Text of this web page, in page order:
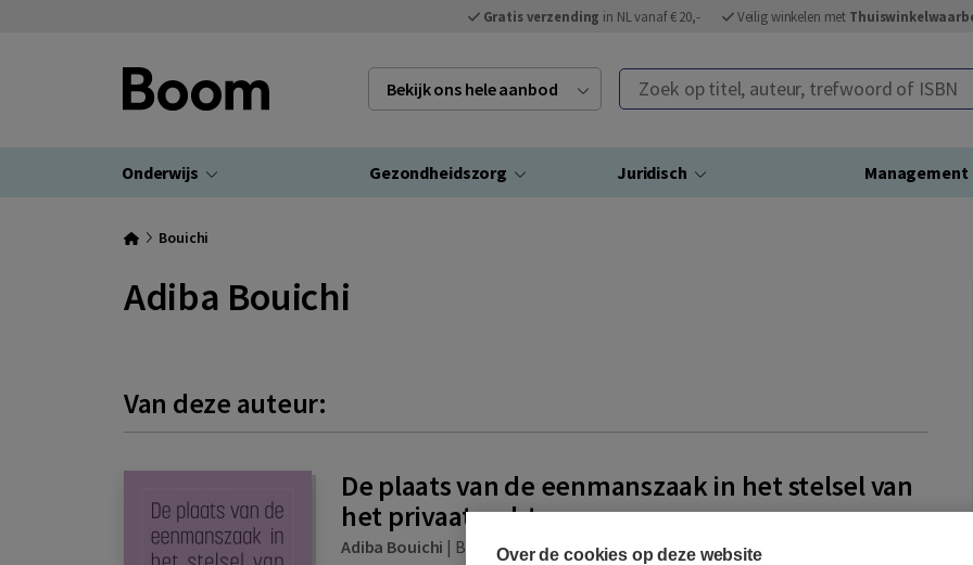
Gratis verzending in NL vanaf € 20,- Veilig winkelen met
Bekijk ons hele aanbod Zoek op titel, auteur, trefwoord of ISBN
Onderwijs Gezondheidszorg Juridisch Management
Bouichi
Adiba Bouichi
Van deze auteur:
De plaats van de eenmanszaak in het stelsel van
het privaatrecht
Adiba Bouichi | BoomOver de cookies op deze website